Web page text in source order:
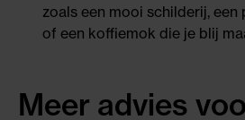
zoals een mooi schilderij,
of een koffiemok die je blij
Meer advies